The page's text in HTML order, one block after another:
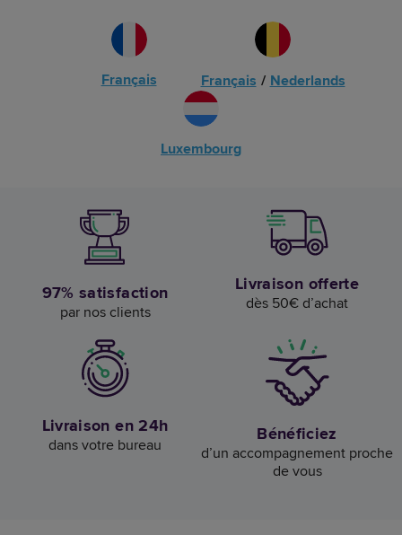
Français Français / Nederlands
Luxembourg
97% satisfaction
par nos clients
Livraison offerte
dès 50€ d’achat
Livraison en 24h
dans votre bureau Bénéficiez
d’un accompagnement proche
de vous